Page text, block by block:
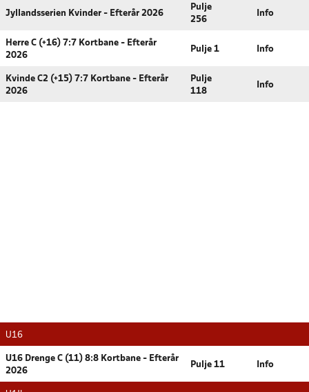
Jyllandsserien Kvinder - Efterår 2026
Pulje
256
Info
Herre C (+16) 7:7 Kortbane - Efterår
2026
Pulje 1 Info
Kvinde C2 (+15) 7:7 Kortbane - Efterår
2026
Pulje
118
Info
U16
U16 Drenge C (11) 8:8 Kortbane - Efterår
2026
Pulje 11 Info